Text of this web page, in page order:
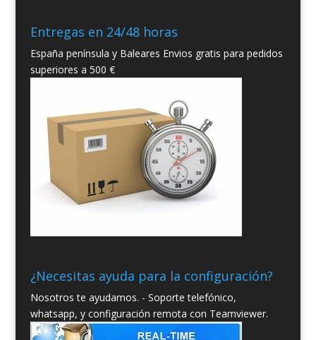
Entregas en 24/48 horas
España península y Baleares Envios gratis para pedidos
superiores a 500 €
¿Necesitas ayuda para la configuración?
Nosotros te ayudamos. - Soporte telefónico,
whatsapp, y configuración remota con Teamviewer.